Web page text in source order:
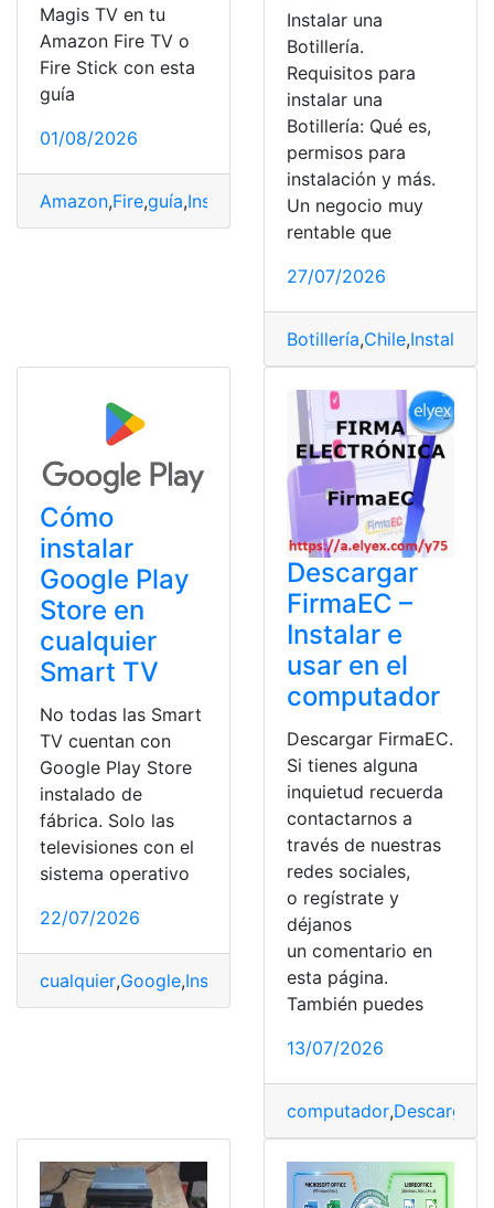
Magis TV en tu
Amazon Fire TV o
Fire Stick con esta
guía
01/08/2026
Amazon,Fire,guía,Instalar Magis,Paso,Stick,TV
Instalar una
Botillería.
Requisitos para
instalar una
Botillería: Qué es,
permisos para
instalación y más.
Un negocio muy
rentable que
27/07/2026
Botillería,Chile,Instalar
Cómo
instalar
Google Play
Store en
cualquier
Smart TV
No todas las Smart
TV cuentan con
Google Play Store
instalado de
fábrica. Solo las
televisiones con el
sistema operativo
22/07/2026
cualquier,Google,Instalar ,Smart,Store
Descargar
FirmaEC –
Instalar e
usar en el
computador
Descargar FirmaEC.
Si tienes alguna
inquietud recuerda
contactarnos a
través de nuestras
redes sociales,
o regístrate y
déjanos
un comentario en
esta página.
También puedes
13/07/2026
computador,Descargar